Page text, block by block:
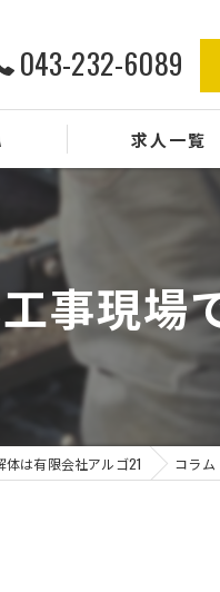
043-232-6089
求人一覧
事現場
体は有限会社アルゴ21 コラム